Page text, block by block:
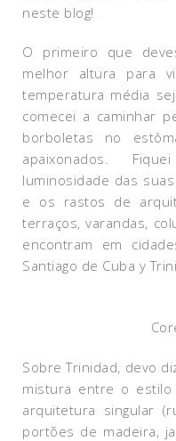
neste blog!
O primeiro que
melhor altura para
temperatura média
comecei a caminhar
borboletas no
apaixonados.
luminosidade das
e os rastos de
terraços, varandas,
encontram em
Santiago de Cuba y
Sobre Trinidad, devo
mistura entre o estilo
arquitetura singular
portões de madeira,